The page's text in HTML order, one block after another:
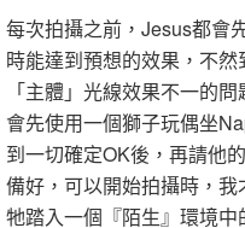
每次拍攝之前，Jesus都會
時能達到預想的效果，不
「主體」光線效果不一的
會先使用一個獅子玩偶坐
到一切確定OK後，再請他
備好，可以開始拍攝時，
牠踏入一個『陌生』環境中